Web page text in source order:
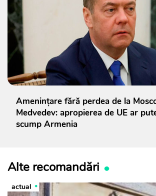
Amenințare fără perdea de la
Medvedev: apropierea de UE ar
scump Armenia
Alte recomandări
actual